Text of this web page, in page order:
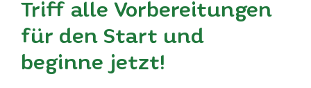
Triff alle Vorbereitungen
für den Start und
beginne jetzt!